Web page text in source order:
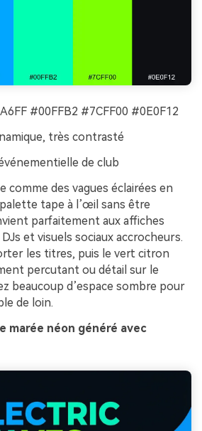
#00FFB2 #7CFF00 #0E0F12
très contrasté
de club
comme des vagues éclairées en
tape à l’œil sans être
parfaitement aux affiches
et visuels sociaux accrocheurs.
les titres, puis le vert citron
percutant ou détail sur le
beaucoup d’espace sombre pour
de loin.
marée néon généré avec